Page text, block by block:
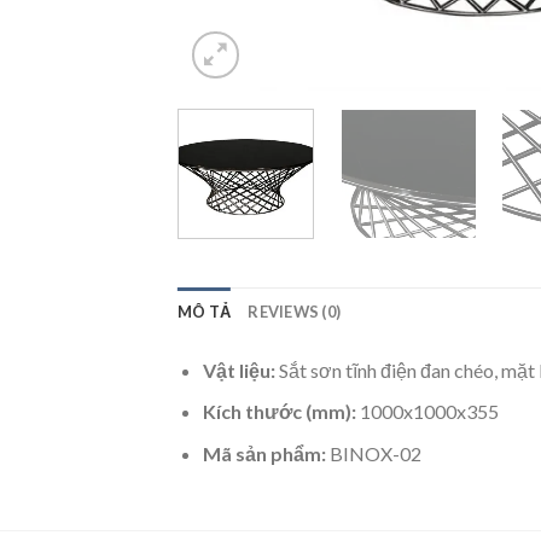
MÔ TẢ REVIEWS (0)
Vật liệu:Sắt sơn tĩnh điện đan chéo,
Kích thước (mm):1000x1000x355
Mã sản phẩm: BINOX-02